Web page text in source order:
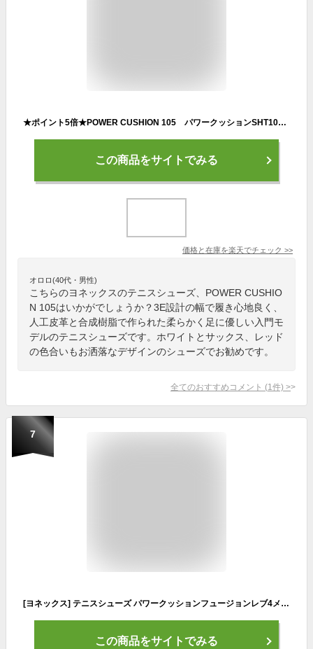
★ポイント5倍★POWER CUSHION 105 パワークッションSHT105 オールコート用 テニスシューズ ヨネックス YONEX
この商品をサイトでみる
価格と在庫を楽天でチェック >>
オロロ(40代・男性)
こちらのヨネックスのテニスシューズ、POWER CUSHIO
N 105はいかがでしょうか？3E設計の幅で履き心地良く、
人工皮革と合成樹脂で作られた柔らかく足に優しい入門モ
デルのテニスシューズです。ホワイトとサックス、レッド
の色合いもお洒落なデザインのシューズでお勧めです。
全てのおすすめコメント (1 件) >
7
[ヨネックス] テニスシューズ パワークッションフュージョンレブ4メンAC ライム/ネイビー (319) 24.0 cm
この商品をサイトでみる